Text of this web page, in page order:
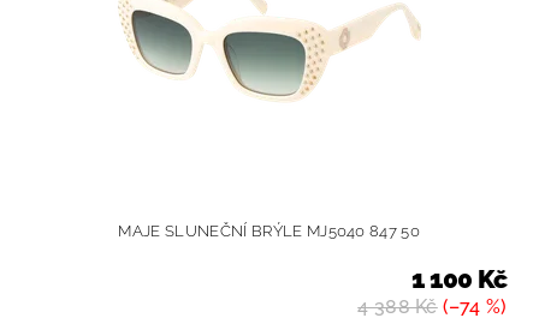
MAJE SLUNEČNÍ BRÝLE MJ5040 847 50
4 388 Kč(–74 %)
1 100 Kč